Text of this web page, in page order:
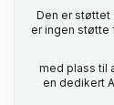
Den er støttet
er ingen støtte
med plass til
en dedikert